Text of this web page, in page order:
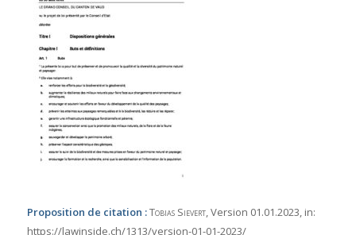
Proposition de citation :Tobias Sievert, Version 01.01.2023, in:
https://lawinside.ch/1313/version-01-01-2023/